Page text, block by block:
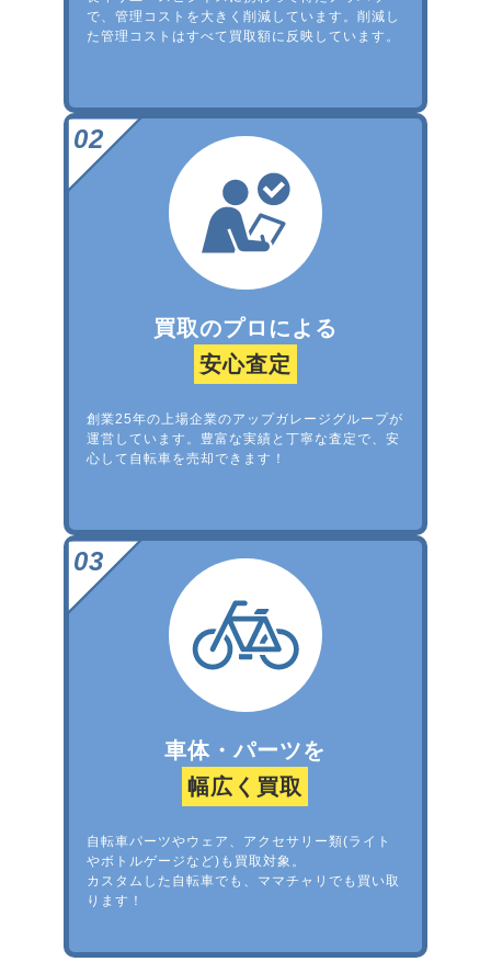
で、管理コストを大きく削減しています。削減し
た管理コストはすべて買取額に反映しています。
買取のプロによる
安心査定
創業25年の上場企業のアップガレージグループが
運営しています。豊富な実績と丁寧な査定で、安
心して自転車を売却できます！
車体・パーツを
幅広く買取
自転車パーツやウェア、アクセサリー類(ライト
やボトルゲージなど)も買取対象。
カスタムした自転車でも、ママチャリでも買い取
ります！